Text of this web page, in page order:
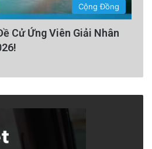
Cộng Đồng
Cử Ứng Viên Giải Nhân